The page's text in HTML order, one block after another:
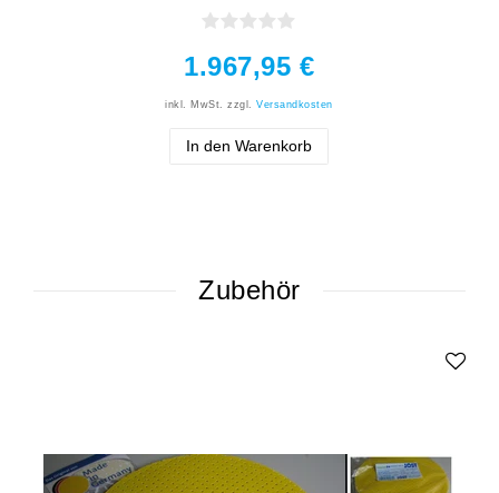
1.967,95 €
inkl. MwSt. zzgl.Versandkosten
In den Warenkorb
Zubehör